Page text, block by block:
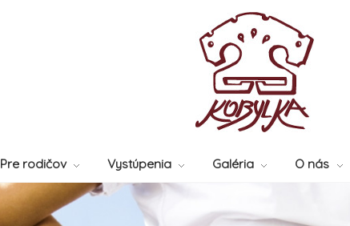
Pre rodičov Vystúpenia Galéria O nás